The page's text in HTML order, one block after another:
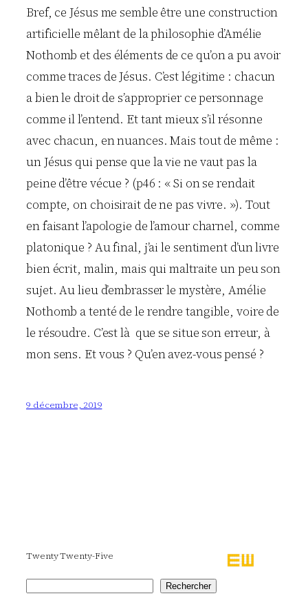
Bref, ce Jésus me semble être une construction
artificielle mêlant de la philosophie d’Amélie
Nothomb et des éléments de ce qu’on a pu avoir
comme traces de Jésus. C’est légitime : chacun
a bien le droit de s’approprier ce personnage
comme il l’entend. Et tant mieux s’il résonne
avec chacun, en nuances. Mais tout de même :
un Jésus qui pense que la vie ne vaut pas la
peine d’être vécue ? (p46 : « Si on se rendait
compte, on choisirait de ne pas vivre. »). Tout
en faisant l’apologie de l’amour charnel, comme
platonique ? Au final, j’ai le sentiment d’un livre
bien écrit, malin, mais qui maltraite un peu son
sujet. Au lieu d’embrasser le mystère, Amélie
Nothomb a tenté de le rendre tangible, voire de
le résoudre. C’est là que se situe son erreur, à
mon sens. Et vous ? Qu’en avez-vous pensé ?
9 décembre, 2019
Twenty Twenty-Five
Rechercher Rechercher